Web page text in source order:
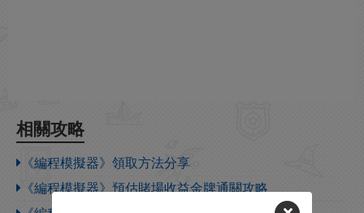
相關攻略
《編程模擬器》領取方法分享
《編程模擬器》預估賭場收益金牌通關攻略